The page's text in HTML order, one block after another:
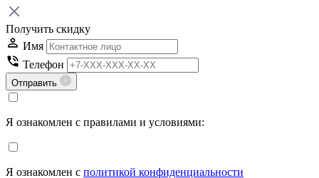
Получить скидку
Имя
Телефон
Отправить
Я ознакомлен с правилами и условиями:
Я ознакомлен с политикой конфиденциальности